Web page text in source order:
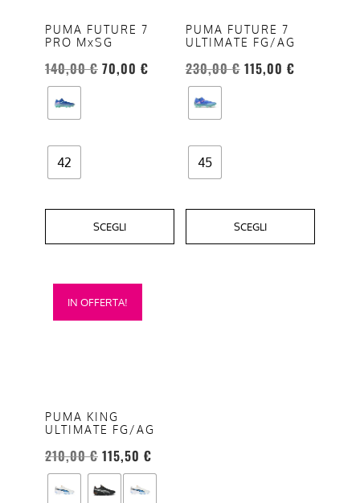
PUMA FUTURE 7
PRO MxSG
140,00€ 70,00 €
42
SCEGLI
opzioni
possono
essere
scelte
nella
del
prodotto
PUMA FUTURE 7
ULTIMATE FG/AG
230,00€ 115,00 €
45
SCEGLI
opzioni
possono
essere
scelte
nella
del
prodotto
IN OFFERTA!
PUMA KING
ULTIMATE FG/AG
210,00€ 115,50 €
Questo
prodotto
opzioni
possono
essere
scelte
nella